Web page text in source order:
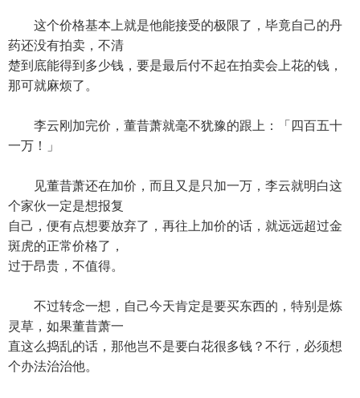
这个价格基本上就是他能接受的极限了，毕竟自己的丹
药还没有拍卖，不清
楚到底能得到多少钱，要是最后付不起在拍卖会上花的钱，
那可就麻烦了。
李云刚加完价，董昔萧就毫不犹豫的跟上：「四百五十
一万！」
见董昔萧还在加价，而且又是只加一万，李云就明白这
个家伙一定是想报复
自己，便有点想要放弃了，再往上加价的话，就远远超过金
斑虎的正常价格了，
过于昂贵，不值得。
不过转念一想，自己今天肯定是要买东西的，特别是炼
灵草，如果董昔萧一
直这么捣乱的话，那他岂不是要白花很多钱？不行，必须想
个办法治治他。